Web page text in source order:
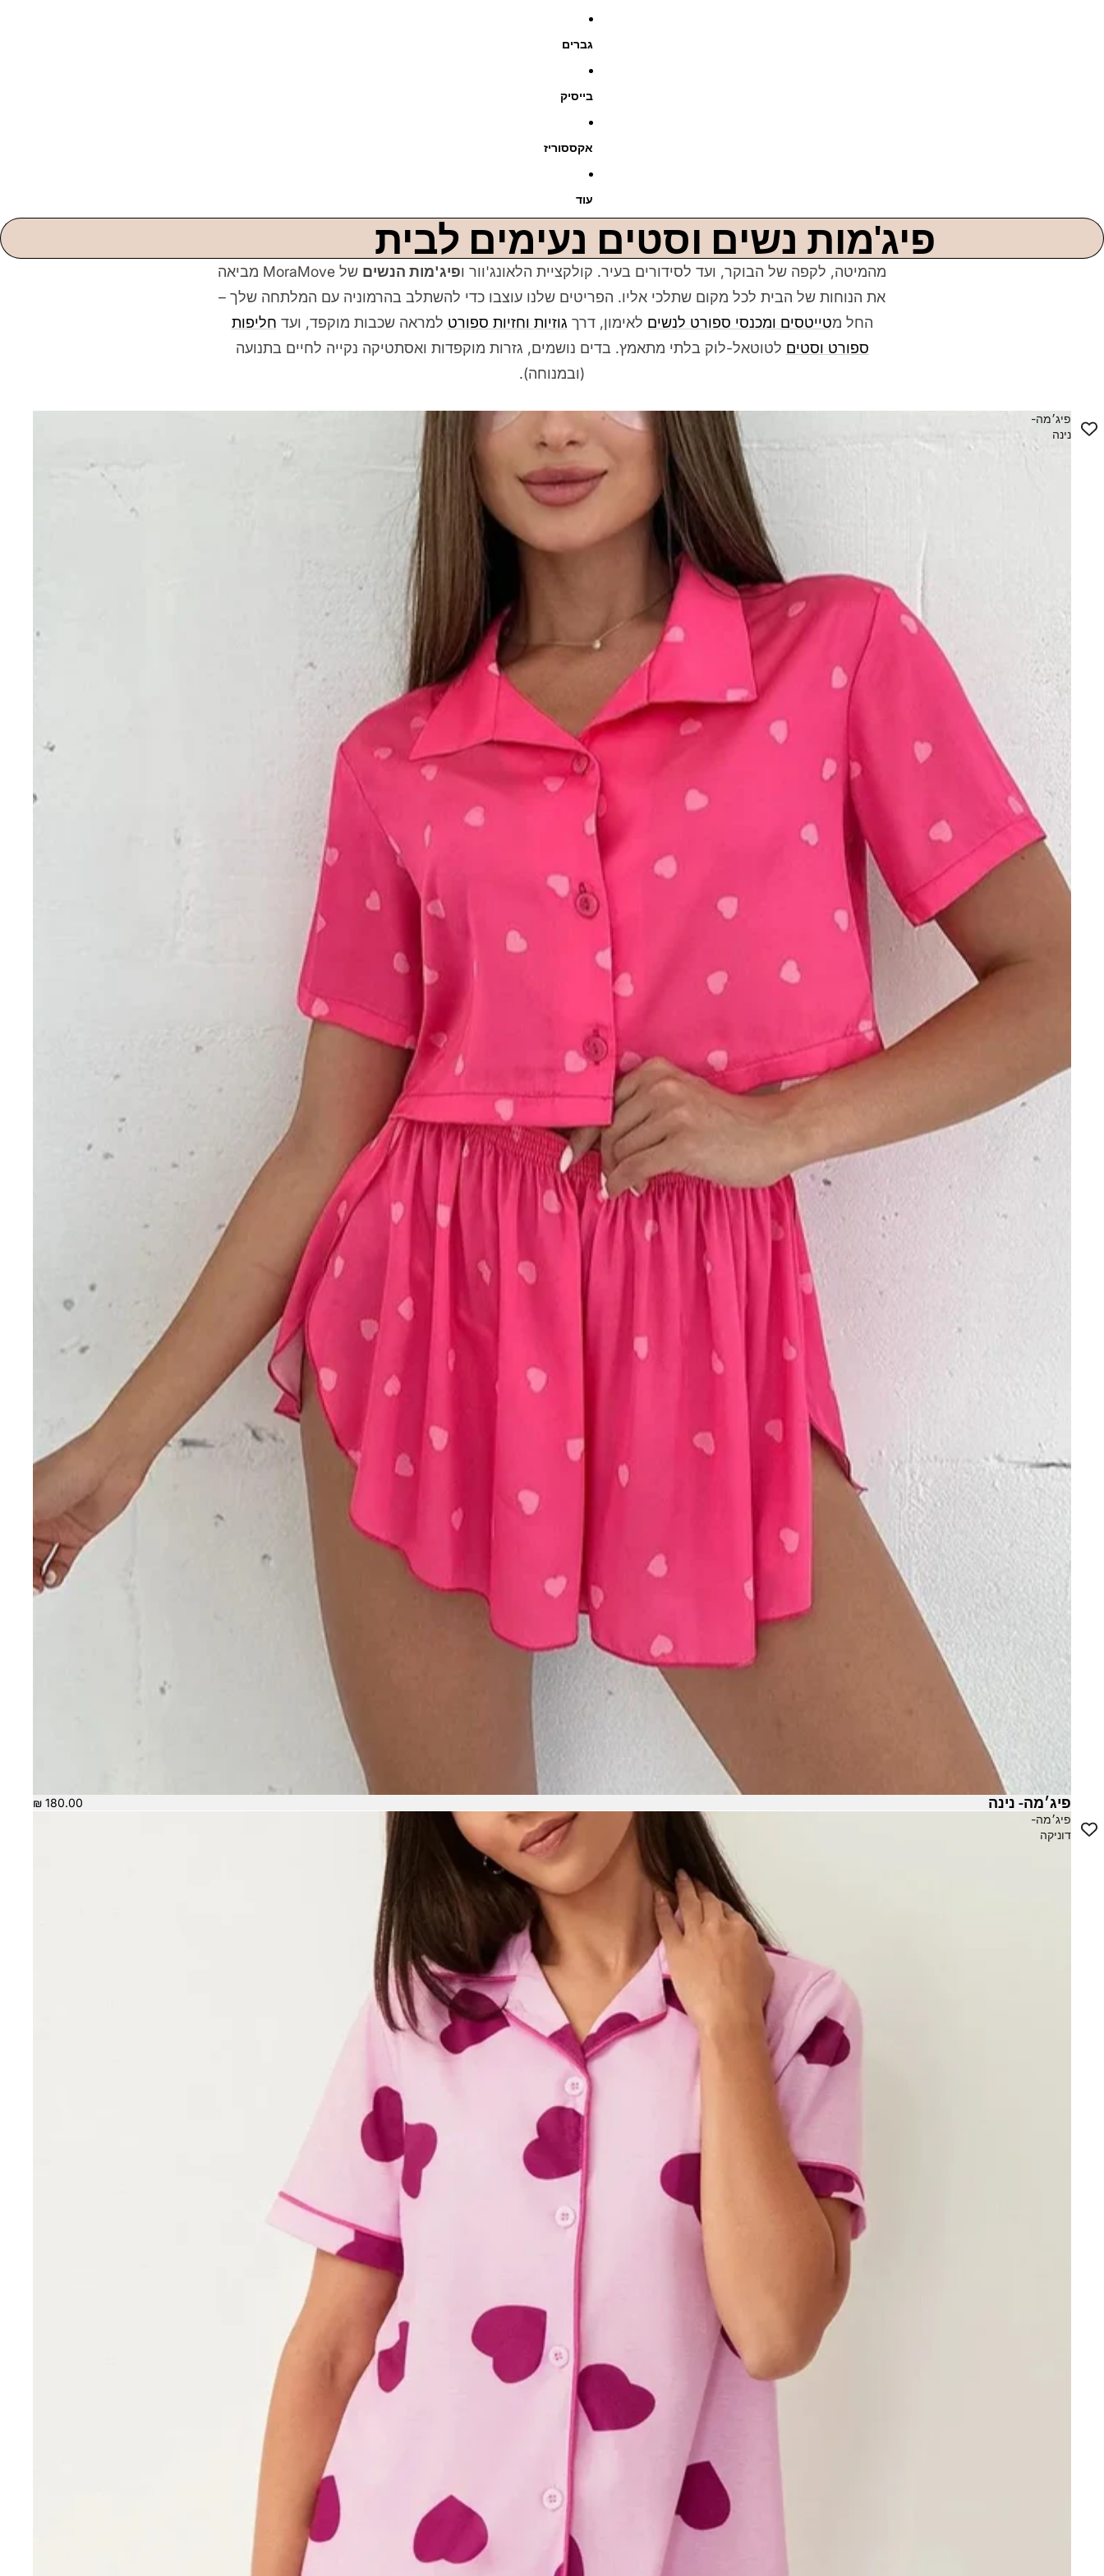
גברים
בייסיק
אקססוריז
עוד
פיג'מות נשים וסטים נעימים לבית
מהמיטה, לקפה של הבוקר, ועד לסידורים בעיר. קולקציית הלאונג'וור ופיג'מות הנשים
של MoraMove מביאה
את הנוחות של הבית לכל מקום שתלכי אליו. הפריטים שלנו עוצבו כדי להשתלב בהרמוניה עם המלתחה שלך –
החל מטייטסים ומכנסי ספורט לנשים לאימון, דרך גוזיות וחזיות ספורט למראה שכבות מוקפד, ועד חליפות
ספורט וסטים לטוטאל-לוק בלתי מתאמץ. בדים נושמים, גזרות מוקפדות ואסתטיקה נקייה לחיים בתנועה
(ובמנוחה).
פיג׳מה-
נינה
פיג׳מה- נינה
180.00 ₪
פיג׳מה-
דוניקה
קני 2 פריטים וקבלי
המייל שלך - וההטבה בדרך אלייך
No, thank you